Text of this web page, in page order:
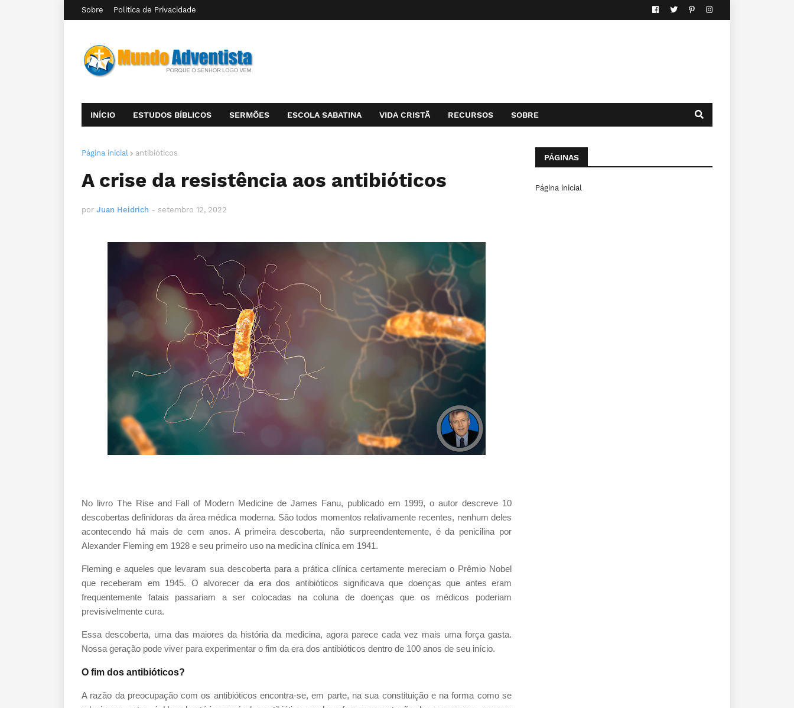
Sobre Politica de Privacidade
INÍCIO ESTUDOS BÍBLICOS SERMÕES ESCOLA SABATINA VIDA CRISTÃ RECURSOS SOBRE
Página inicial antibióticos
A crise da resistência aos antibióticos
por Juan Heidrich - setembro 12, 2022
No livro The Rise and Fall of Modern Medicine de James Fanu, publicado em 1999, o autor descreve 10
descobertas definidoras da área médica moderna. São todos momentos relativamente recentes, nenhum deles
acontecendo há mais de cem anos. A primeira descoberta, não surpreendentemente, é da penicilina por
Alexander Fleming em 1928 e seu primeiro uso na medicina clínica em 1941.
Fleming e aqueles que levaram sua descoberta para a prática clínica certamente mereciam o Prêmio Nobel
que receberam em 1945. O alvorecer da era dos antibióticos significava que doenças que antes eram
frequentemente fatais passariam a ser colocadas na coluna de doenças que os médicos poderiam
previsivelmente cura.
Essa descoberta, uma das maiores da história da medicina, agora parece cada vez mais uma força gasta.
Nossa geração pode viver para experimentar o fim da era dos antibióticos dentro de 100 anos de seu início.
O fim dos antibióticos?
A razão da preocupação com os antibióticos encontra-se, em parte, na sua constituição e na forma como se
PÁGINAS
Página inicial